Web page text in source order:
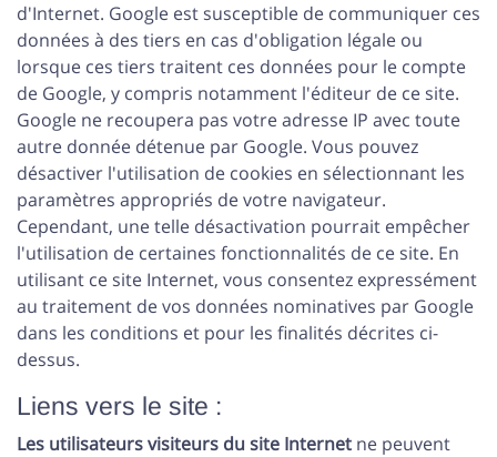
d'Internet. Google est susceptible de communiquer ces
données à des tiers en cas d'obligation légale ou
lorsque ces tiers traitent ces données pour le compte
de Google, y compris notamment l'éditeur de ce site.
Google ne recoupera pas votre adresse IP avec toute
autre donnée détenue par Google. Vous pouvez
désactiver l'utilisation de cookies en sélectionnant les
paramètres appropriés de votre navigateur.
Cependant, une telle désactivation pourrait empêcher
l'utilisation de certaines fonctionnalités de ce site. En
utilisant ce site Internet, vous consentez expressément
au traitement de vos données nominatives par Google
dans les conditions et pour les finalités décrites ci-
dessus.
Liens vers le site :
Les utilisateurs visiteurs du site Internet ne peuvent